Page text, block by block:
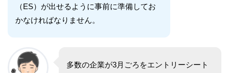
（ES）が出せるように事前に準備してお
かなければなりません。
多数の企業が3月ごろをエントリーシート